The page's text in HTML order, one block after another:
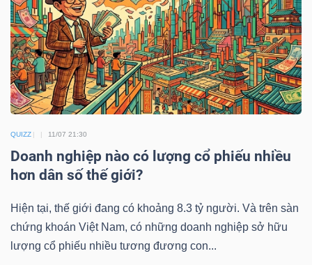
QUIZZ 11/07 21:30
Doanh nghiệp nào có lượng cổ phiếu nhiều
hơn dân số thế giới?
Hiện tại, thế giới đang có khoảng 8.3 tỷ người. Và trên sàn
chứng khoán Việt Nam, có những doanh nghiệp sở hữu
lượng cổ phiếu nhiều tương đương con...
KINH
TẾ
THẾ
GIỚI
ĐÔNG
DƯƠNG